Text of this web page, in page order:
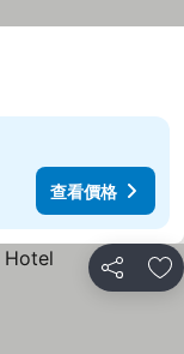
查看價格
分享 加